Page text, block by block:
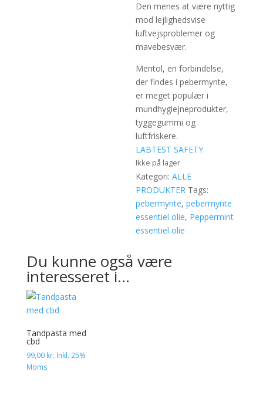
Den menes at være nyttig
mod lejlighedsvise
luftvejsproblemer og
mavebesvær.
Mentol, en forbindelse,
der findes i pebermynte,
er meget populær i
mundhygiejneprodukter,
tyggegummi og
luftfriskere.
LABTEST SAFETY
Ikke på lager
Kategori:ALLE
PRODUKTER Tags:
pebermynte,pebermynte
essentiel olie, Peppermint
essentiel olie
Du kunne også være
interesseret i…
Tandpasta med
cbd
99,00 kr. Inkl. 25%
Moms